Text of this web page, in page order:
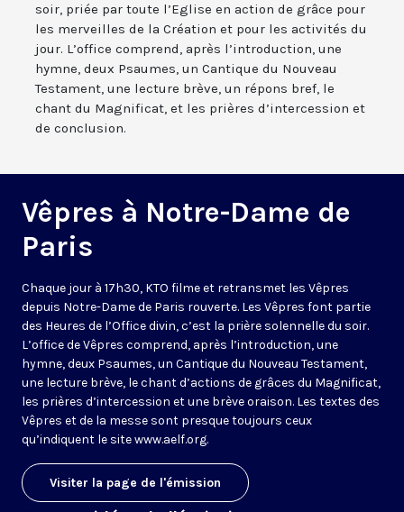
soir, priée par toute l’Eglise en action de grâce pour
les merveilles de la Création et pour les activités du
jour. L’office comprend, après l’introduction, une
hymne, deux Psaumes, un Cantique du Nouveau
Testament, une lecture brève, un répons bref, le
chant du Magnificat, et les prières d’intercession et
de conclusion.
Vêpres à Notre-Dame de
Paris
Chaque jour à 17h30, KTO filme et retransmet les Vêpres
depuis Notre-Dame de Paris rouverte. Les Vêpres font partie
des Heures de l’Office divin, c’est la prière solennelle du soir.
L’office de Vêpres comprend, après l’introduction, une
hymne, deux Psaumes, un Cantique du Nouveau Testament,
une lecture brève, le chant d’actions de grâces du Magnificat,
les prières d’intercession et une brève oraison. Les textes des
Vêpres et de la messe sont presque toujours ceux
qu’indiquent le sitewww.aelf.org.
Visiter la page de l'émission